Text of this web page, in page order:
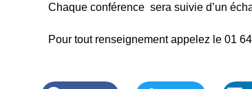
Chaque conférence sera suivie d’un
Pour tout renseignement appelez le 01